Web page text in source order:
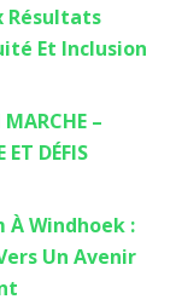
Résultats
Et Inclusion
–
DÉFIS
À Windhoek :
Un Avenir